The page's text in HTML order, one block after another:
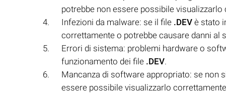
potrebbe non essere possibile visualizzarlo
Infezioni da malware: se il file .DEV è stato
correttamente o potrebbe causare danni al
Errori di sistema: problemi hardware o
funzionamento dei file .DEV.
Mancanza di software appropriato: se non
essere possibile visualizzarlo